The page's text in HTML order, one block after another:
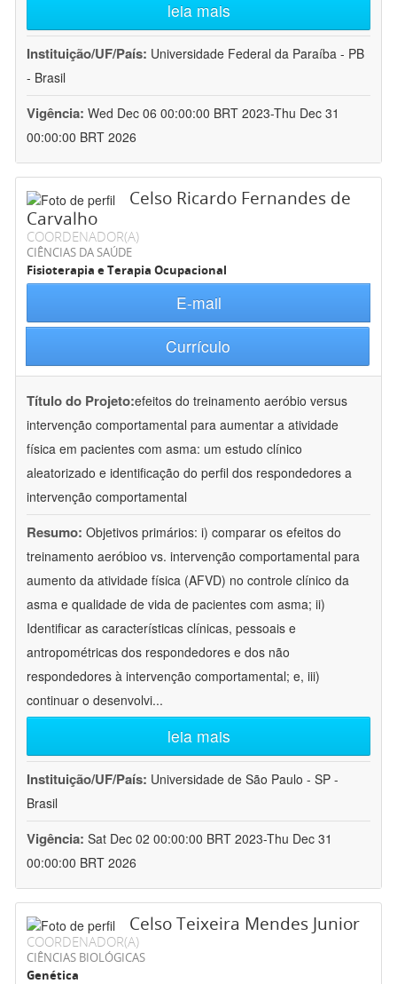
leia mais
Instituição/UF/País: Universidade Federal da Paraíba - PB
- Brasil
Vigência: Wed Dec 06 00:00:00 BRT 2023-Thu Dec 31
00:00:00 BRT 2026
Celso Ricardo Fernandes de
Carvalho
COORDENADOR(A)
CIÊNCIAS DA SAÚDE
Fisioterapia e Terapia Ocupacional
E-mail
Currículo
Título do Projeto:efeitos do treinamento aeróbio versus
intervenção comportamental para aumentar a atividade
física em pacientes com asma: um estudo clínico
aleatorizado e identificação do perfil dos respondedores a
intervenção comportamental
Resumo: Objetivos primários: i) comparar os efeitos do
treinamento aeróbioo vs. intervenção comportamental para
aumento da atividade física (AFVD) no controle clínico da
asma e qualidade de vida de pacientes com asma; ii)
Identificar as características clínicas, pessoais e
antropométricas dos respondedores e dos não
respondedores à intervenção comportamental; e, iii)
continuar o desenvolvi...
leia mais
Instituição/UF/País: Universidade de São Paulo - SP -
Brasil
Vigência: Sat Dec 02 00:00:00 BRT 2023-Thu Dec 31
00:00:00 BRT 2026
Celso Teixeira Mendes Junior
COORDENADOR(A)
CIÊNCIAS BIOLÓGICAS
Genética